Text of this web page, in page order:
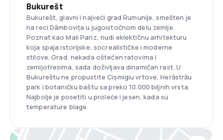
Bukurešt
Bukurešt, glavni i najveći grad Rumunije, smešten je
na reci Dâmbovița u jugoistočnom delu zemlje.
Poznat kao Mali Pariz, nudi eklektičnu arhitekturu
koja spaja istorijske, socrealističke i moderne
stilove. Grad, nekada oštećen ratovima i
zemljotresima, sada doživljava dinamičan rast. U
Bukureštu ne propustite Cișmigiu vrtove, Herăstrău
park i botaničku baštu sa preko 10.000 biljnih vrsta.
Najbolje je posetiti u proleće i jesen, kada su
temperature blage.